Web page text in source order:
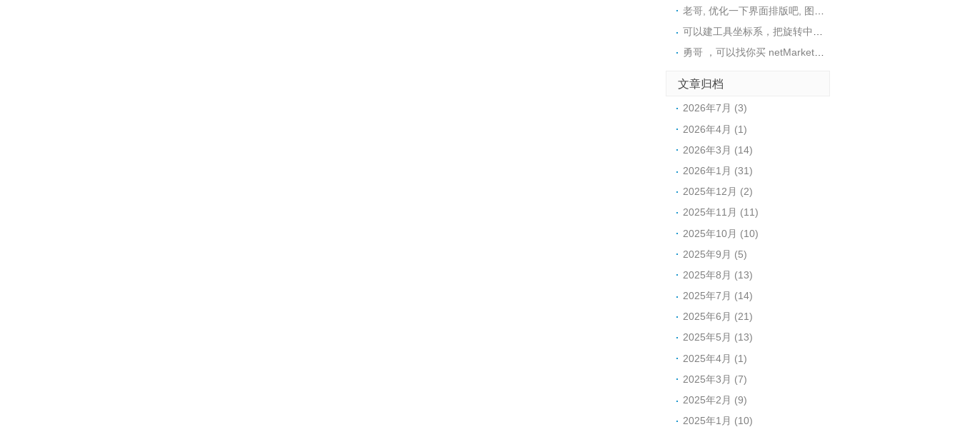
文章归档
2026年7月 (3)
2026年4月 (1)
2026年3月 (14)
2026年1月 (31)
2025年12月 (2)
2025年11月 (11)
2025年10月 (10)
2025年9月 (5)
2025年8月 (13)
2025年7月 (14)
2025年6月 (21)
2025年5月 (13)
2025年4月 (1)
2025年3月 (7)
2025年2月 (9)
2025年1月 (10)